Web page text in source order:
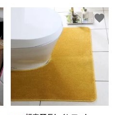
favorite